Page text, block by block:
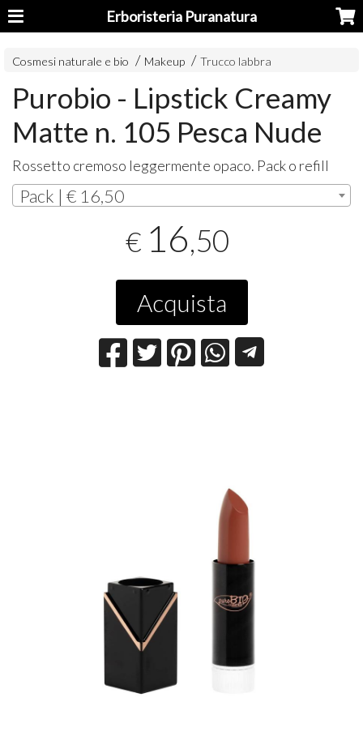
Erboristeria Puranatura
Cosmesi naturale e bio Makeup Trucco labbra
Purobio - Lipstick Creamy
Matte n. 105 Pesca Nude
Rossetto cremoso leggermente opaco. Pack o refill
Pack | € 16,50
€ 16,50
Acquista